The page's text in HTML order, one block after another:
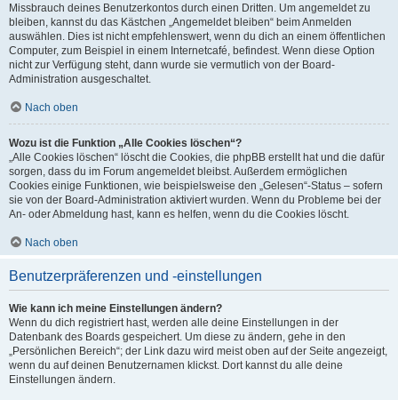
Missbrauch deines Benutzerkontos durch einen Dritten. Um angemeldet zu
bleiben, kannst du das Kästchen „Angemeldet bleiben“ beim Anmelden
auswählen. Dies ist nicht empfehlenswert, wenn du dich an einem öffentlichen
Computer, zum Beispiel in einem Internetcafé, befindest. Wenn diese Option
nicht zur Verfügung steht, dann wurde sie vermutlich von der Board-
Administration ausgeschaltet.
Nach oben
Wozu ist die Funktion „Alle Cookies löschen“?
„Alle Cookies löschen“ löscht die Cookies, die phpBB erstellt hat und die dafür
sorgen, dass du im Forum angemeldet bleibst. Außerdem ermöglichen
Cookies einige Funktionen, wie beispielsweise den „Gelesen“-Status – sofern
sie von der Board-Administration aktiviert wurden. Wenn du Probleme bei der
An- oder Abmeldung hast, kann es helfen, wenn du die Cookies löscht.
Nach oben
Benutzerpräferenzen und -einstellungen
Wie kann ich meine Einstellungen ändern?
Wenn du dich registriert hast, werden alle deine Einstellungen in der
Datenbank des Boards gespeichert. Um diese zu ändern, gehe in den
„Persönlichen Bereich“; der Link dazu wird meist oben auf der Seite angezeigt,
wenn du auf deinen Benutzernamen klickst. Dort kannst du alle deine
Einstellungen ändern.